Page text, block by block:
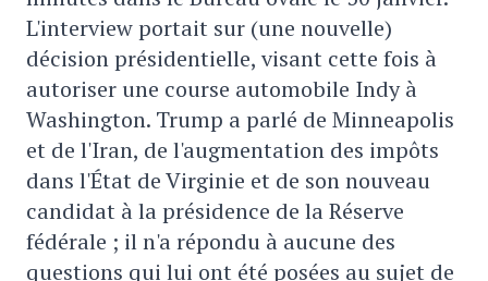
L'interview portait sur (une nouvelle)
décision présidentielle, visant cette fois à
autoriser une course automobile Indy à
Washington. Trump a parlé de Minneapolis
et de l'Iran, de l'augmentation des impôts
dans l'État de Virginie et de son nouveau
candidat à la présidence de la Réserve
fédérale ; il n'a répondu à aucune des
questions qui lui ont été posées au sujet de